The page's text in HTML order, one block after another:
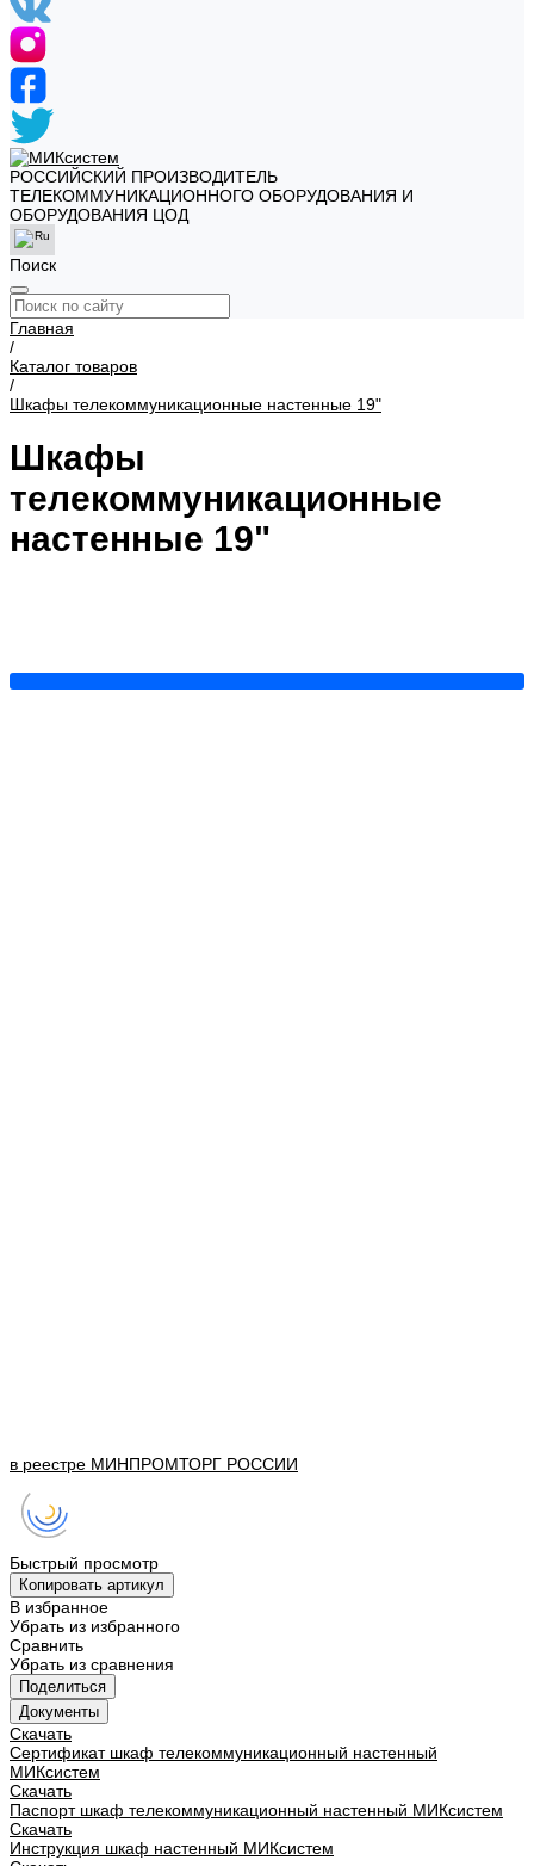
РОССИЙСКИЙ ПРОИЗВОДИТЕЛЬ
ТЕЛЕКОММУНИКАЦИОННОГО ОБОРУДОВАНИЯ И
ОБОРУДОВАНИЯ ЦОД
Поиск
Главная
/
Каталог товаров
/
Шкафы телекоммуникационные настенные 19"
Шкафы
телекоммуникационные
настенные 19"
в реестре МИНПРОМТОРГ РОССИИ
Быстрый просмотр
Копировать артикул
В избранное
Убрать из избранного
Сравнить
Убрать из сравнения
Поделиться
Документы
Скачать
Сертификат шкаф телекоммуникационный настенный
МИКсистем
Скачать
Паспорт шкаф телекоммуникационный настенный МИКсистем
Скачать
Инструкция шкаф настенный МИКсистем